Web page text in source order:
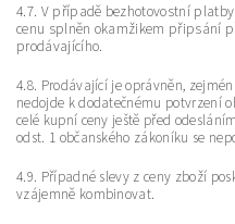
4.7. V případě bezhotovostní
cenu splněn okamžikem připsání
prodávajícího.
4.8. Prodávající je oprávněn,
nedojde k dodatečnému potvrzení
celé kupní ceny ještě před
odst. 1 občanského zákoníku se
4.9. Případné slevy z ceny zboží
vzájemně kombinovat.